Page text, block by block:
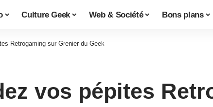
Culture Geek Web & Société Bons plans
Retrogaming sur Grenier du Geek
vos pépites